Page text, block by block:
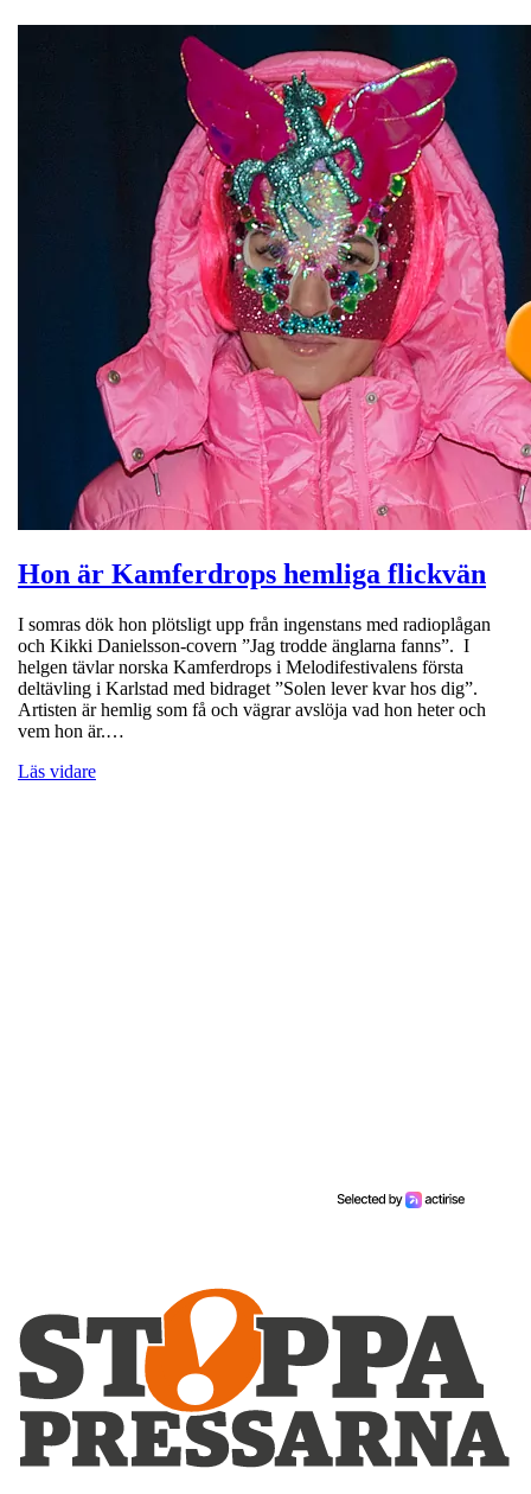
Hon är Kamferdrops hemliga flickvän
I somras dök hon plötsligt upp från ingenstans med radioplågan
och Kikki Danielsson-covern ”Jag trodde änglarna fanns”. I
helgen tävlar norska Kamferdrops i Melodifestivalens första
deltävling i Karlstad med bidraget ”Solen lever kvar hos dig”.
Artisten är hemlig som få och vägrar avslöja vad hon heter och
vem hon är.…
Läs vidare